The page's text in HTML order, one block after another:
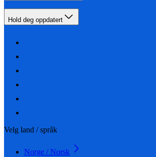
Hold deg oppdatert
Velg land / språk
Norge / Norsk